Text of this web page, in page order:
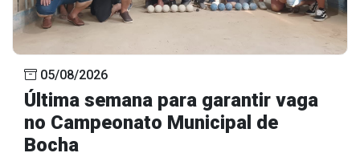
05/08/2026
Última semana para garantir vaga
no Campeonato Municipal de
Bocha